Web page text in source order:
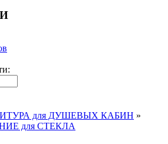
для ДУШЕВЫХ КАБИН »
для СТЕКЛА